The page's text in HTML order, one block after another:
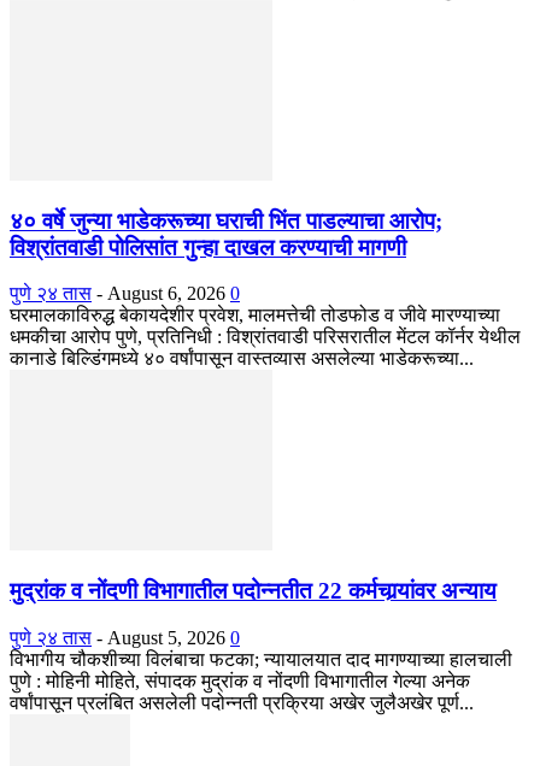
४० वर्षे जुन्या भाडेकरूच्या घराची भिंत पाडल्याचा आरोप;
विश्रांतवाडी पोलिसांत गुन्हा दाखल करण्याची मागणी
पुणे २४ तास - August 6, 2026 0
घरमालकाविरुद्ध बेकायदेशीर प्रवेश, मालमत्तेची तोडफोड व जीवे मारण्याच्या
धमकीचा आरोप पुणे, प्रतिनिधी : विश्रांतवाडी परिसरातील मेंटल कॉर्नर येथील
कानाडे बिल्डिंगमध्ये ४० वर्षांपासून वास्तव्यास असलेल्या भाडेकरूच्या...
मुद्रांक व नोंदणी विभागातील पदोन्नतीत 22 कर्मचार्‍यांवर अन्याय
पुणे २४ तास - August 5, 2026 0
विभागीय चौकशीच्या विलंबाचा फटका; न्यायालयात दाद मागण्याच्या हालचाली
पुणे : मोहिनी मोहिते, संपादक मुद्रांक व नोंदणी विभागातील गेल्या अनेक
वर्षांपासून प्रलंबित असलेली पदोन्नती प्रक्रिया अखेर जुलैअखेर पूर्ण...